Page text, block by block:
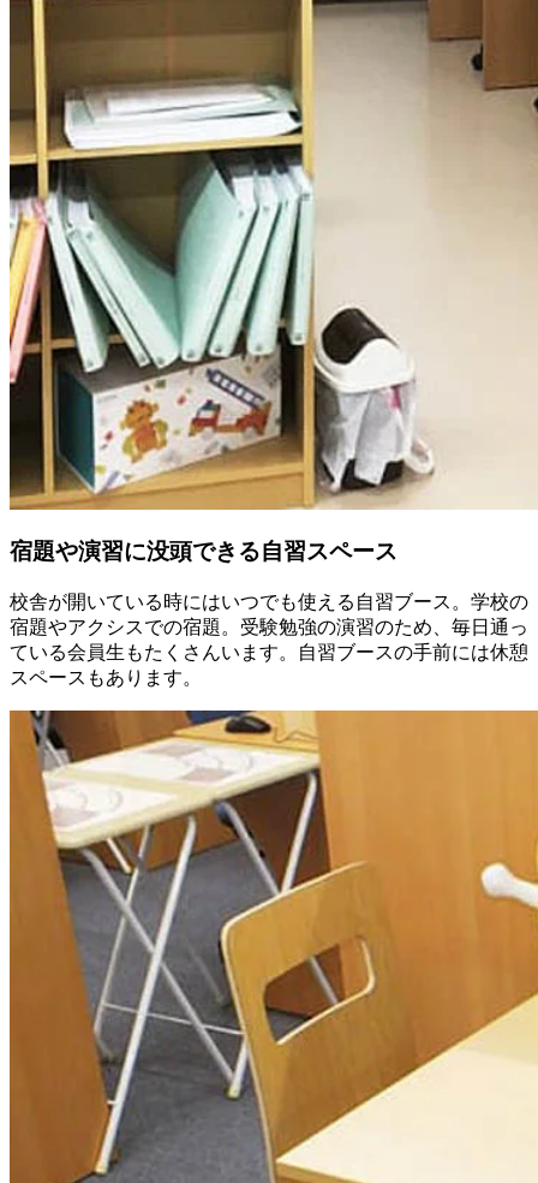
宿題や演習に没頭できる自習スペース
校舎が開いている時にはいつでも使える自習ブース。学校の
宿題やアクシスでの宿題。受験勉強の演習のため、毎日通っ
ている会員生もたくさんいます。自習ブースの手前には休憩
スペースもあります。